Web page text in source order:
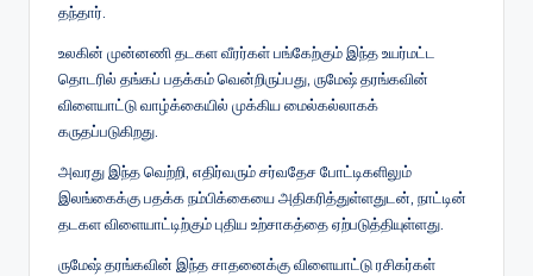
தந்தார்.
உலகின் முன்னணி தடகள வீரர்கள் பங்கேற்கும் இந்த உயர்மட்ட
தொடரில் தங்கப் பதக்கம் வென்றிருப்பது, ருமேஷ் தரங்கவின்
விளையாட்டு வாழ்க்கையில் முக்கிய மைல்கல்லாகக்
கருதப்படுகிறது.
அவரது இந்த வெற்றி, எதிர்வரும் சர்வதேச போட்டிகளிலும்
இலங்கைக்கு பதக்க நம்பிக்கையை அதிகரித்துள்ளதுடன், நாட்டின்
தடகள விளையாட்டிற்கும் புதிய உற்சாகத்தை ஏற்படுத்தியுள்ளது.
ருமேஷ் தரங்கவின் இந்த சாதனைக்கு விளையாட்டு ரசிகர்கள்